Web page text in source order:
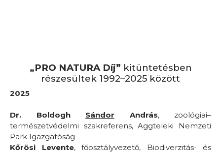
„PRO NATURA Díj” kitüntetésben
részesültek 1992–2025 között
2025
Dr. Boldogh Sándor András, zoológiai–
természetvédelmi szakreferens, Aggteleki Nemzeti
Park Igazgatóság
Kőrösi Levente, főosztályvezető, Biodiverzitás- és